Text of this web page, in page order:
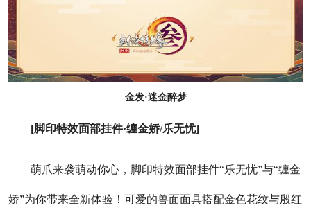
金发·迷金醉梦
[脚印特效面部挂件·缠金娇/乐无忧]
萌爪来袭萌动你心，脚印特效面部挂件“乐无忧”与“缠金
娇”为你带来全新体验！可爱的兽面面具搭配金色花纹与殷红